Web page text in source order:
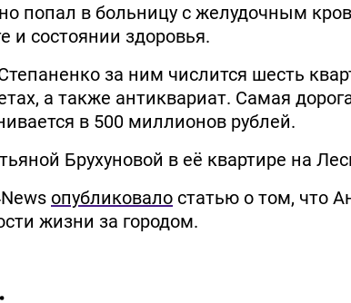
попал в больницу с желудочным
и состоянии здоровья.
за ним числится шесть
а также антиквариат. Самая
в 500 миллионов рублей.
Брухуновой в её квартире на
опубликовало статью о том, что
жизни за городом.